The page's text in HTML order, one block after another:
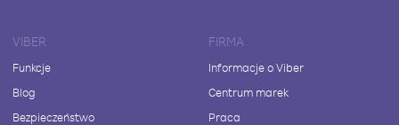
VIBER
Funkcje
Blog
Bezpieczeństwo
FIRMA
Informacje o Viber
Centrum marek
Praca